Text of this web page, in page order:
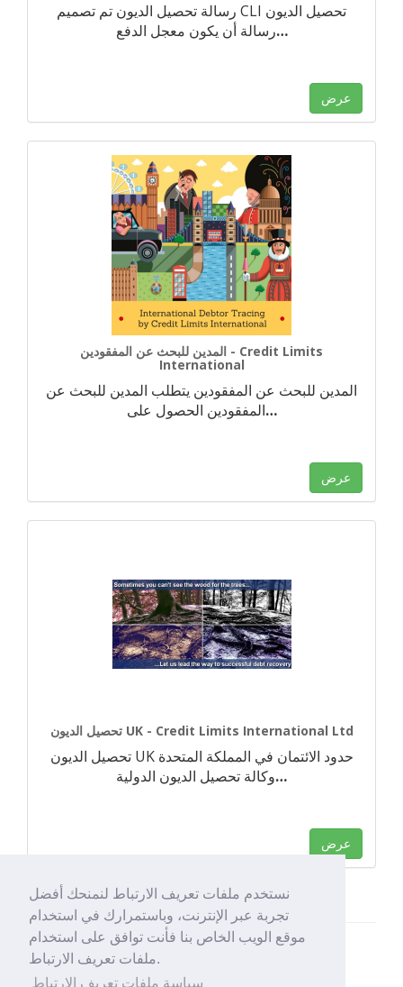
نستخدم ملفات تعريف الارتباط لنمنحك أفضل
تجربة عبر الإنترنت، وباستمرارك في استخدام
موقع الويب الخاص بنا فأنت توافق على استخدام
ملفات تعريف الارتباط.
سياسة ملفات تعريف الارتباط
رسالة تحصيل الديون تم تصميم CLI تحصيل الديون
رسالة أن يكون معجل الدفع…
عرض
المدين للبحث عن المفقودين - Credit Limits
International
المدين للبحث عن المفقودين يتطلب المدين للبحث عن
المفقودين الحصول على…
عرض
تحصيل الديون UK - Credit Limits International Ltd
تحصيل الديون UK حدود الائتمان في المملكة المتحدة
وكالة تحصيل الديون الدولية…
عرض